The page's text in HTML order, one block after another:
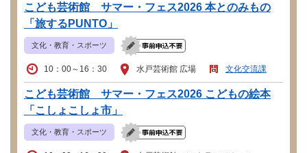
こども芸術館 サマー・フェス2026 本とのみもの
「旅するPUNTO」
文化・教育・スポーツ
10：00～16：30 水戸芸術館 広場 文化交流課
こども芸術館 サマー・フェス2026 こどもの絵本
「こしょこしょ市」
文化・教育・スポーツ